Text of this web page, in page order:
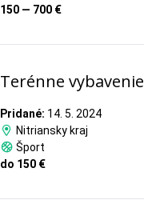
150 — 700 €
Terénne vybavenie
Pridané: 14. 5. 2024
Nitriansky kraj
Šport
do 150 €